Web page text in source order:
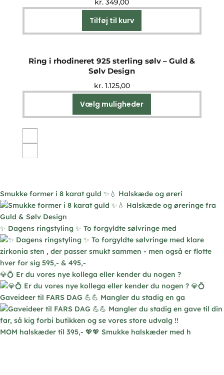
kan
kr. 349,00
Tilføj til kurv
Ring i rhodineret 925 sterling sølv – Guld &
Sølv Design
kr.1.125,00
Vælg muligheder
vare
på
varesiden
Smukke former i 8 karat guld ✨💧 Halskæde og øreri
✨ Dagens ringstyling ✨ To forgyldte sølvringe med
💎💍 Er du vores nye kollega eller kender du nogen ?
Gaveideer til FARS DAG 💪💪 Mangler du stadig en ga
MOM halskæder til 395,- 💖💖 Smukke halskæder med h